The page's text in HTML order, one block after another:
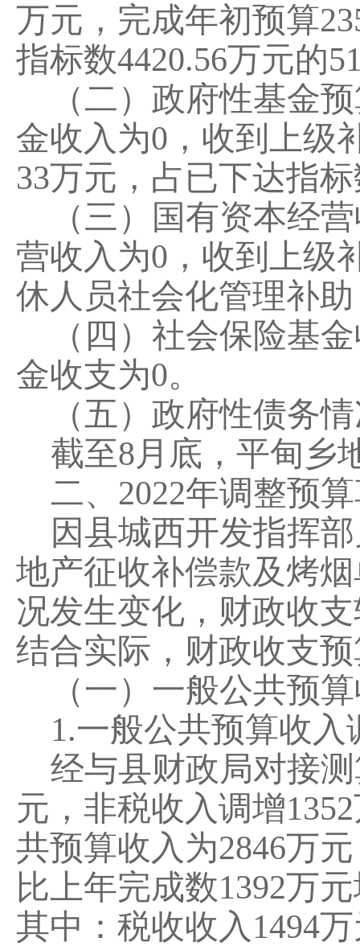
万元，完成年初预算
指标数4420.56万元的
（二）政府性基金
金收入 为0 ，收到上级
33万元，占已下达指
（三）国有资本经
营收入为0 ， 收到
上级
休人员社会化管理补
（四）社会保险基
金收支为0。
（五）政府性债务
截至8月底， 平甸乡
二、 2022年调整预
因县城西开发指挥
地产征收补偿款及烤
况发生变化，财政收
结合实际，财政收支
（一）一般公共预
1.一般公共预算收入
经与县财政局对接
元，非税收入调增1352
共预算收入为2846万
比上年完成数1392万
其中：税收收入 1494